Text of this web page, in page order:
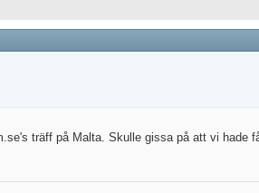
träff på Malta. Skulle gissa på att vi hade